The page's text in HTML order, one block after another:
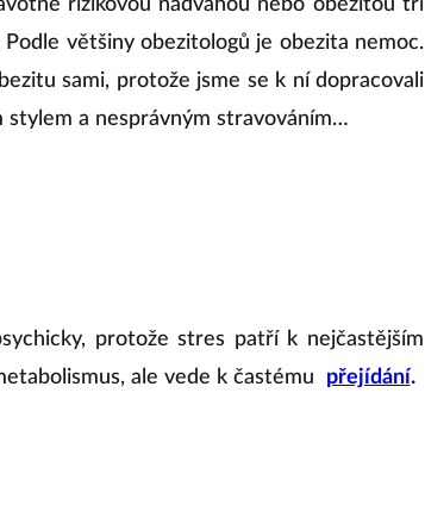
rizikovou nadváhou nebo obezitou tři
většiny obezitologů je obezita nemoc.
sami, protože jsme se k ní dopracovali
stylem a nesprávným stravováním…
protože stres patří k nejčastějším
ale vede k častému
přejídání.